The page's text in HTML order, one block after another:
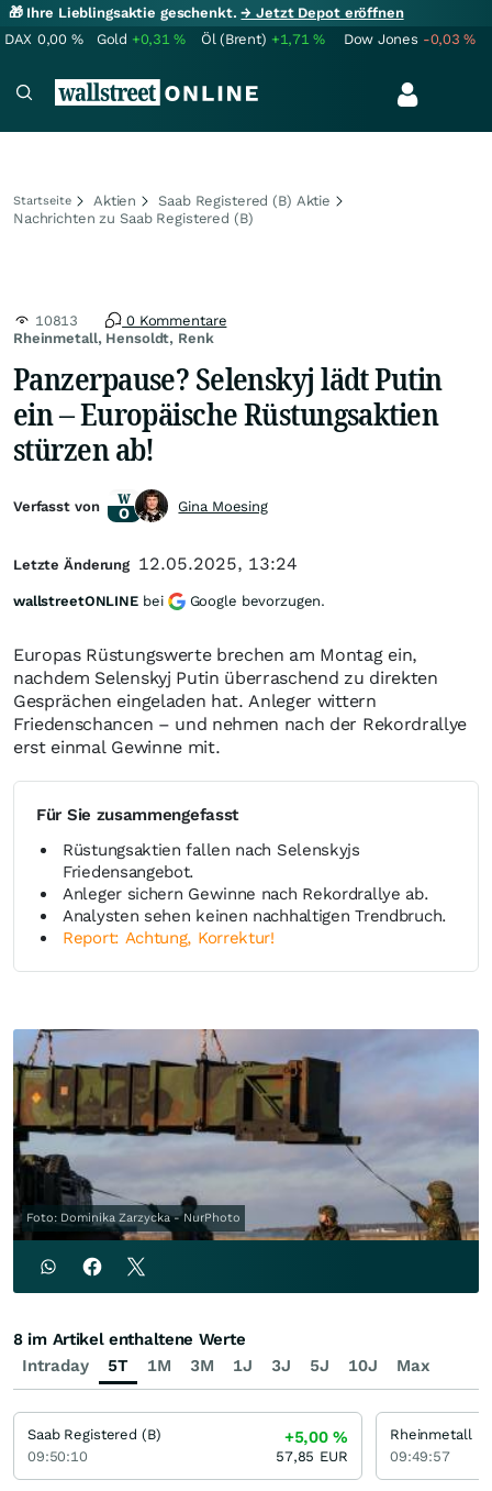
🎁 Ihre Lieblingsaktie geschenkt.→ Jetzt Depot eröffnen
DAX 0,00 % Gold +0,31% Öl (Brent) +1,71% Dow Jones -0,03%
Startseite Aktien
Saab Registered (B) Aktie
Nachrichten zu Saab Registered (B)
Rheinmetall, Hensoldt, Renk
10813 0 Kommentare
Panzerpause? Selenskyj lädt Putin
ein – Europäische Rüstungsaktien
stürzen ab!
Europas Rüstungswerte brechen am Montag ein,
nachdem Selenskyj Putin überraschend zu direkten
Gesprächen eingeladen hat. Anleger wittern
Friedenschancen – und nehmen nach der Rekordrallye
erst einmal Gewinne mit.
Für Sie zusammengefasst
Rüstungsaktien fallen nach Selenskyjs
Friedensangebot.
Anleger sichern Gewinne nach Rekordrallye ab.
Analysten sehen keinen nachhaltigen Trendbruch.
Report: Achtung, Korrektur!
Foto: Dominika Zarzycka - NurPhoto
Verfasst von Gina Moesing
Letzte Änderung 12.05.2025, 13:24
wallstreetONLINE bei Google bevorzugen.
Intraday 5T 1M 3M 1J 3J 5J 10J Max
8 im Artikel enthaltene Werte
Saab Registered (B)
09:50:10
+5,00%
57,85 EUR
Rheinmetall
09:49:57